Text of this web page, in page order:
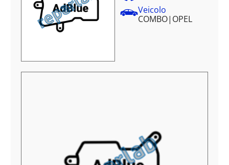
Veicolo
COMBO| OPEL